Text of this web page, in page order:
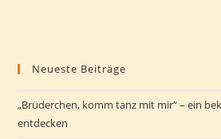
Neueste Beiträge
„Brüderchen, komm tanz mit mir“ – ein
entdecken